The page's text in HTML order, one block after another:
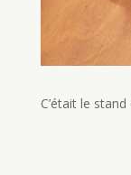
C’était le